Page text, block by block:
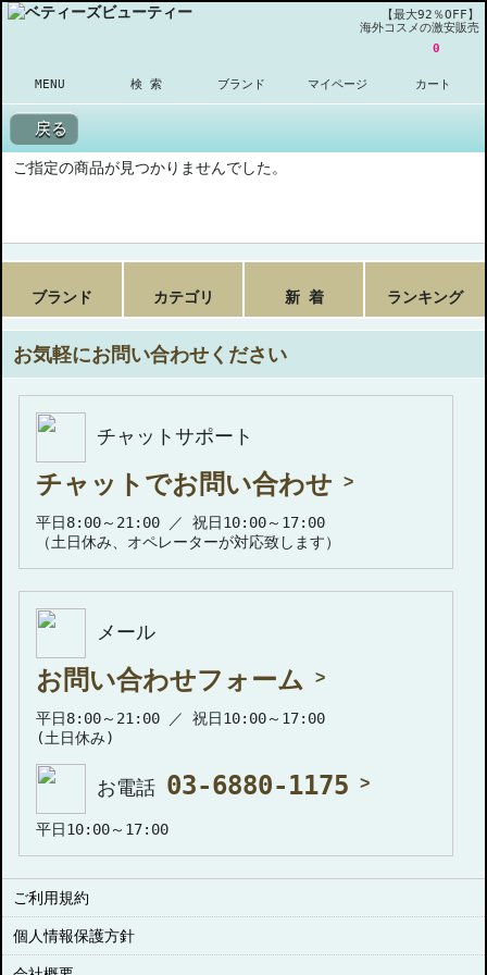
【最大92％OFF】
海外コスメの激安販売
MENU 検 索 ブランド マイページ
0
カート
戻る
ご指定の商品が見つかりませんでした。
ブランド カテゴリ 新 着 ランキング
お気軽にお問い合わせください
チャットサポート
チャットでお問い合わせ
平日8:00～21:00 ／ 祝日10:00～17:00
（土日休み、オペレーターが対応致します）
メール
お問い合わせフォーム
平日8:00～21:00 ／ 祝日10:00～17:00
(土日休み)
お電話 03-6880-1175
平日10:00～17:00
ご利用規約
個人情報保護方針